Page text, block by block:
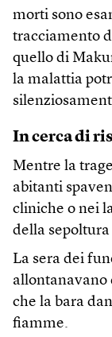
morti sono
tracciamento
quello di
la malattia
In cerca di
Mentre la
abitanti
cliniche o nei
della
La sera dei
allontanavano
che la bara
fiamme.